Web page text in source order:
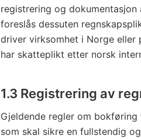
registrering og dokumentasjon
foreslås dessuten
driver virksomhet i Norge eller
har skatteplikt etter norsk
1.3 Registrering av
Gjeldende regler om
som skal sikre en fullstendig